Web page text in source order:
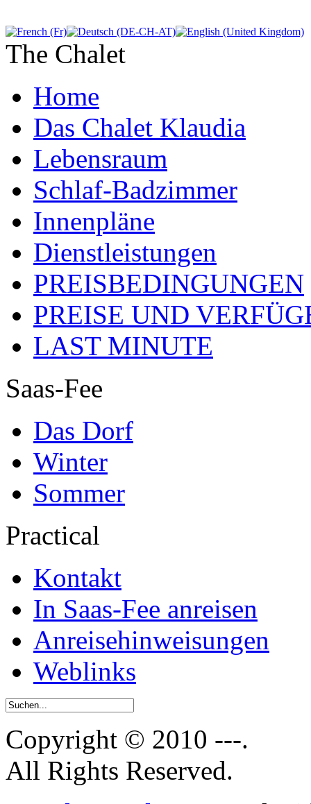
The Chalet
Home
Das Chalet Klaudia
Lebensraum
Schlaf-Badzimmer
Innenpläne
Dienstleistungen
PREISBEDINGUNGEN
PREISE UND
LAST MINUTE
Saas-Fee
Das Dorf
Winter
Sommer
Practical
Kontakt
In Saas-Fee anreisen
Anreisehinweisungen
Weblinks
Copyright © 2010 ---.
All Rights Reserved.